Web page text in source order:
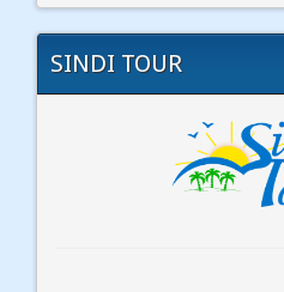
SINDI TOUR